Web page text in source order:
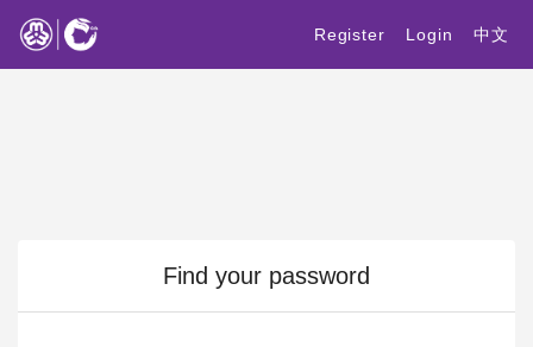
Register Login 中文
Find your password